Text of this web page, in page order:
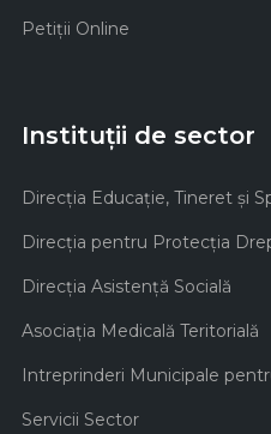
Petiții Online
Instituții de sector
Direcţia Educaţie, Tineret şi
Direcţia pentru Protecţia
Direcţia Asistenţă Socială
Asociaţia Medicală Teritorială
Intreprinderi Municipale
Servicii Sector